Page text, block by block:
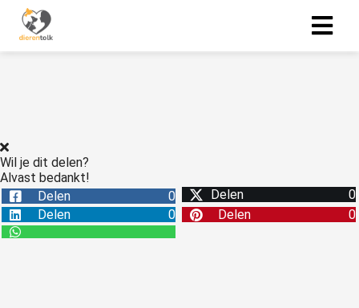
Wil je dit delen?
Alvast bedankt!
Delen
0 Delen
0
Delen
0 Delen 0